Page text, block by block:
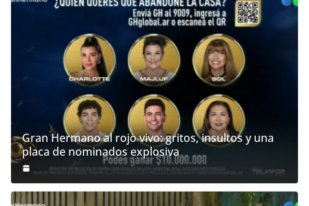
Gran Hermano al rojo vivo: gritos, insultos y una
placa de nominados explosiva